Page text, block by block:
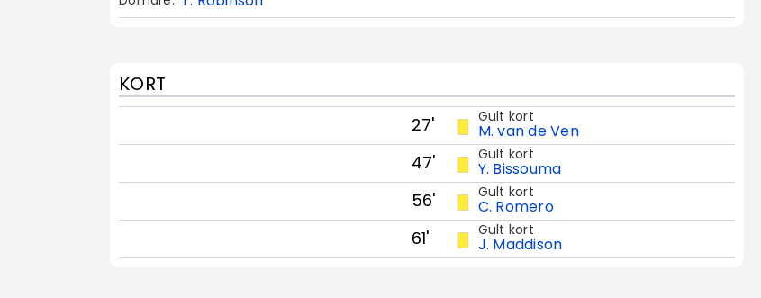
KORT
27' Gult kort
M. van de Ven
47' Gult kort
Y. Bissouma
56' Gult kort
C. Romero
61' Gult kort
J. Maddison